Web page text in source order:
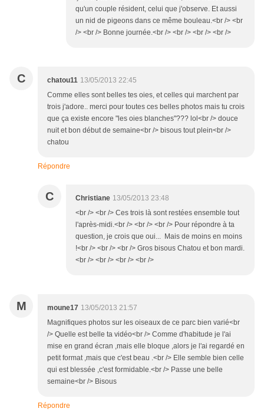
qu'un couple résident, celui que j'observe. Et aussi
un nid de pigeons dans ce même bouleau.<br /> <br
/> <br /> Bonne journée.<br /> <br /> <br /> <br />
C chatou11 13/05/2013 22:45
Comme elles sont belles tes oies, et celles qui marchent par
trois j'adore.. merci pour toutes ces belles photos mais tu crois
que ça existe encore "les oies blanches"??? lol<br /> douce
nuit et bon début de semaine<br /> bisous tout plein<br />
chatou
Répondre
C Christiane 13/05/2013 23:48
<br /> <br /> Ces trois là sont restées ensemble tout
l'après-midi.<br /> <br /> <br /> Pour répondre à ta
question, je crois que oui... Mais de moins en moins
!<br /> <br /> <br /> Gros bisous Chatou et bon mardi.
<br /> <br /> <br /> <br />
M moune17 13/05/2013 21:57
Magnifiques photos sur les oiseaux de ce parc bien varié<br
/> Quelle est belle ta vidéo<br /> Comme d'habitude je l'ai
mise en grand écran ,mais elle bloque ,alors je l'ai regardé en
petit format ,mais que c'est beau .<br /> Elle semble bien celle
qui est blessée ,c'est formidable.<br /> Passe une belle
semaine<br /> Bisous
Répondre